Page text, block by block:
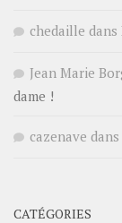
chedaille dans
Jean Marie
dame !
cazenave dans
CATÉGORIES